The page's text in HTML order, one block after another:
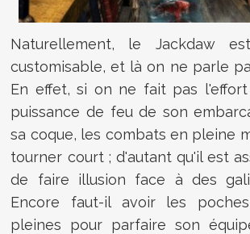
Naturellement, le Jackdaw
customisable, et là on ne parle
En effet, si on ne fait pas
puissance de feu de son
sa coque, les combats en pleine
tourner court ; d'autant qu'il est
de faire illusion face à des
Encore faut-il avoir les poches
pleines pour parfaire son